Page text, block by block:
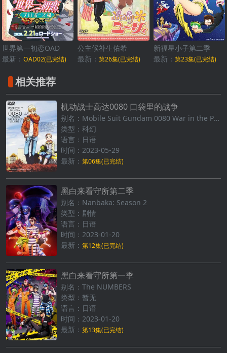
世界第一初恋OAD
最新： OAD02(已完结)
公主候补生佑希
最新：第26集(已完结)
新福星小子第二季
最新： 第23集(已完结)
相关推荐
机动战士高达0080 口袋里的战争
别名：Mobile Suit Gundam 0080 War in the Pocket
类型：科幻
语言：日语
时间：2023-05-29
最新： 第06集(已完结)
黑白来看守所第二季
别名：Nanbaka: Season 2
类型：剧情
语言：日语
时间：2023-01-20
最新： 第12集(已完结)
黑白来看守所第一季
别名：The NUMBERS
类型：暂无
语言：日语
时间：2023-01-20
最新： 第13集(已完结)